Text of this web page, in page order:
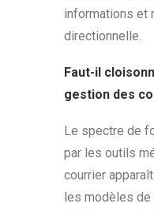
informations et
directionnelle.
Faut-il
gestion des
Le spectre de
par les outils
courrier
les modèles de